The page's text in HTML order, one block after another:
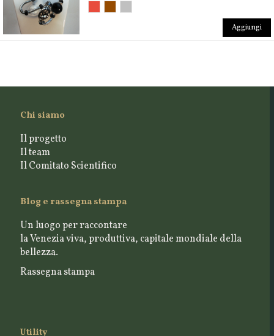
Aggiungi
Chi siamo
Il progetto
Il team
Il Comitato Scientifico
Blog e rassegna stampa
Un luogo per raccontare
la Venezia viva, produttiva, capitale mondiale della
bellezza.
Rassegna stampa
Utility